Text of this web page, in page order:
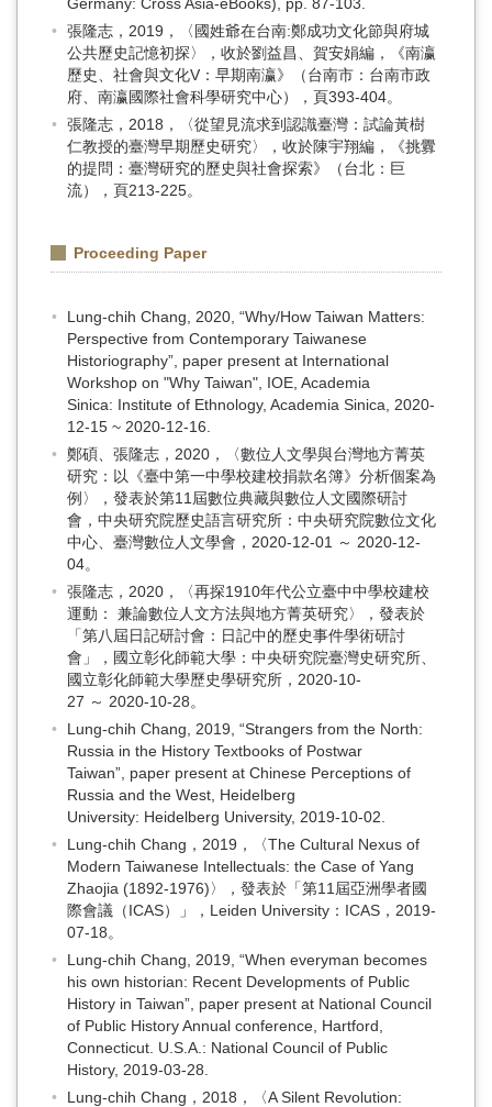
張隆志，2019，〈國姓爺在台南:鄭成功文化節與府城
公共歷史記憶初探〉，收於劉益昌、賀安娟編，《南瀛
歷史、社會與文化V：早期南瀛》（台南市：台南市政
府、南瀛國際社會科學研究中心），頁393-404。
張隆志，2018，〈從望見流求到認識臺灣：試論黃樹
仁教授的臺灣早期歷史研究〉，收於陳宇翔編，《挑釁
的提問：臺灣研究的歷史與社會探索》（台北：巨
流），頁213-225。
Proceeding Paper
Lung-chih Chang, 2020, “Why/How Taiwan Matters:
Perspective from Contemporary Taiwanese
Historiography”, paper present at International
Workshop on "Why Taiwan", IOE, Academia
Sinica: Institute of Ethnology, Academia Sinica, 2020-
12-15 ~ 2020-12-16.
鄭碩、張隆志，2020，〈數位人文學與台灣地方菁英
研究：以《臺中第一中學校建校捐款名簿》分析個案為
例〉，發表於第11屆數位典藏與數位人文國際研討
會，中央研究院歷史語言研究所：中央研究院數位文化
中心、臺灣數位人文學會，2020-12-01 ～ 2020-12-
04。
張隆志，2020，〈再探1910年代公立臺中中學校建校
運動： 兼論數位人文方法與地方菁英研究〉，發表於
「第八屆日記研討會：日記中的歷史事件學術研討
會」，國立彰化師範大學：中央研究院臺灣史研究所、
國立彰化師範大學歷史學研究所，2020-10-
27 ～ 2020-10-28。
Lung-chih Chang, 2019, “Strangers from the North:
Russia in the History Textbooks of Postwar
Taiwan”, paper present at Chinese Perceptions of
Russia and the West, Heidelberg
University: Heidelberg University, 2019-10-02.
Lung-chih Chang，2019，〈The Cultural Nexus of
Modern Taiwanese Intellectuals: the Case of Yang
Zhaojia (1892-1976)〉，發表於「第11屆亞洲學者國
際會議（ICAS）」，Leiden University：ICAS，2019-
07-18。
Lung-chih Chang, 2019, “When everyman becomes
his own historian: Recent Developments of Public
History in Taiwan”, paper present at National Council
of Public History Annual conference, Hartford,
Connecticut. U.S.A.: National Council of Public
History, 2019-03-28.
Lung-chih Chang，2018，〈A Silent Revolution: